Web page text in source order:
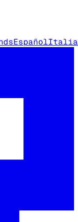
Español